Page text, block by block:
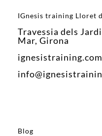
IGnesis training Lloret
Travessia dels
Mar, Girona
ignesistraining.com
Blog